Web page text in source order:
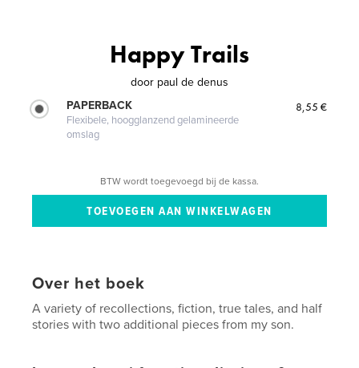
Happy Trails
door paul de denus
PAPERBACK
Flexibele, hoogglanzend gelamineerde
omslag
8,55 €
BTW wordt toegevoegd bij de kassa.
Over het boek
A variety of recollections, fiction, true tales, and half
stories with two additional pieces from my son.